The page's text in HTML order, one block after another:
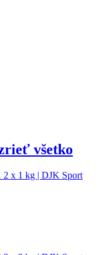
všetko